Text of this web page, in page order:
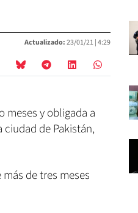
Actualizado:23/01/21 |4:29
meses y obligada a
de Pakistán,
de tres meses